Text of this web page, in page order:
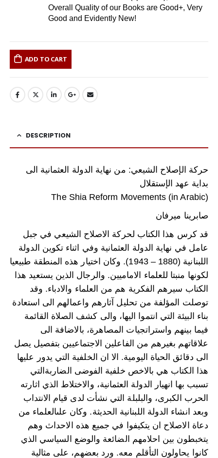
Overall Quality of our Books are Good+, Very
Good and Evidently New!
ADD TO CART
DESCRIPTION
حركة الإصلاح الشيعي: من نهاية الدولة العثمانية الى
بداية عهد الإستقلال
(The Shia Reform Movements (in Arabic
صابرينا ميرفان
قد كرس هذا الكتاب لحركة الاصلاح الشيعي في جبل
عامل في نهاية الدولة العثمانية وفي اثناء تكوين الدولة
اللبنانية (1880 – 1943). وكان اختيار هذه المنطقة طبيعيا
لكونها منبتا للعلماء الاماميين. والرجال الذين يستعيد هذا
الكتاب سيرهم الفكرية هم من العلماء والادباء. وقد
توصلت المؤلفة من تحليل آثارهم واعمالهم الى استعادة
بناء البيئة التي انتموا اليها، والى كشف الصلاة القائمة
فيما بينهم واستراتجيات المصاهرة، بالاضافة الى
علاقاتهم بغيرهم من الفاعلين الاجتماعيين بتفصيل يصل
الى دقائق الحياة اليومية. الا ان الخلفية التي يدور عليها
هذا الكتاب هي بالاخص خلفية الفوضى الضاربةالتي
تسبب بها انهيار الدولة العثمانية، والاختلاط الذي اثارته
الحرب الكبرى، والبلبلة التي نشأت لدى قيام الانتداب
وبعد انشاء الدولة اللبنانية الحديثة. وكان علىالعلماء من
دعاة الاصلاح ان يتكيفوا في جميع هذه الاحداث وهم
يتخبطون بين احلامهم الضائعة والوضع السياسي الذي
كانوا يحاولون التأقلم معه. ورد بعضهم، على مثالية